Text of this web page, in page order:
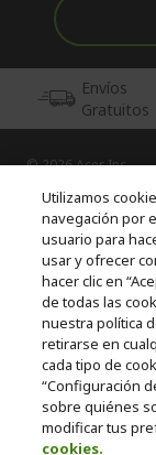
Envíos
Gratuitos
© 2026 Acer Inc.
CPYou BV es el
productos y
Incluida la
110/2015, inscrita
RD. 106/2008,
sistemas
Utilizamos
navegación por
usuario para
usar y ofrecer
hacer clic en
de todas las
nuestra política
retirarse en
cada tipo de
“Configuración
sobre quiénes
modificar tus
cookies.